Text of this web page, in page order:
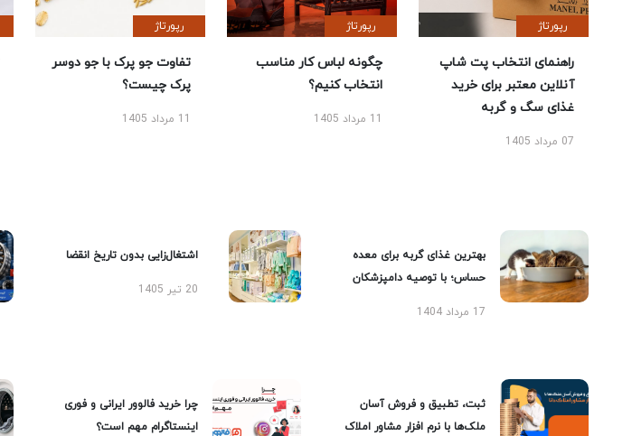
رپورتاژ
راهنمای انتخاب پت شاپ
آنلاین معتبر برای خرید
غذای سگ و گربه
07 مرداد 1405
رپورتاژ
چگونه لباس کار مناسب
انتخاب کنیم؟
11 مرداد 1405
رپورتاژ
تفاوت جو پرک با جو دوسر
پرک چیست؟
11 مرداد 1405
بهترین غذای گربه برای معده
حساس؛ با توصیه دامپزشکان
17 مرداد 1404
اشتغال‌زایی بدون تاریخ انقضا
20 تیر 1405
ثبت، تطبیق و فروش آسان
ملک‌ها با نرم افزار مشاور املاک
چرا خرید فالوور ایرانی و فوری
اینستاگرام مهم است؟